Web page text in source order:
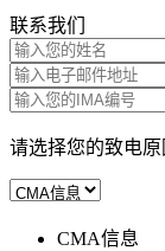
联系我们
请选择您的致电原
CMA信息